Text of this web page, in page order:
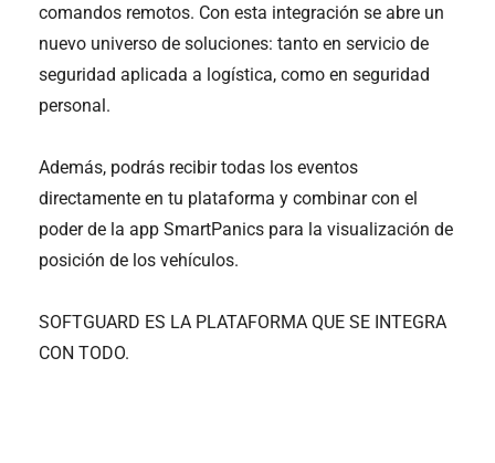
comandos remotos. Con esta integración se abre un
nuevo universo de soluciones: tanto en servicio de
seguridad aplicada a logística, como en seguridad
personal.
Además, podrás recibir todas los eventos
directamente en tu plataforma y combinar con el
poder de la app SmartPanics para la visualización de
posición de los vehículos.
SOFTGUARD ES LA PLATAFORMA QUE SE INTEGRA
CON TODO.